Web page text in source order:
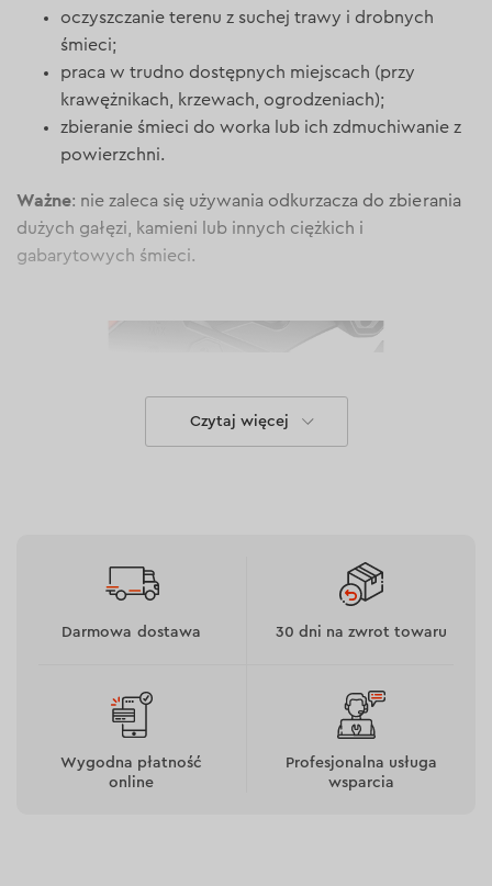
oczyszczanie terenu z suchej trawy i drobnych
śmieci;
praca w trudno dostępnych miejscach (przy
krawężnikach, krzewach, ogrodzeniach);
zbieranie śmieci do worka lub ich zdmuchiwanie z
powierzchni.
Ważne: nie zaleca się używania odkurzacza do zbierania
dużych gałęzi, kamieni lub innych ciężkich i
gabarytowych śmieci.
Silnik bezszczotkowy
Silnik bezszczotkowy zapewnia pracę narzędzia bez
spadku mocy pod obciążeniem i zwiększa jego
żywotność. Dzięki wysokiej efektywności energetycznej
odkurzacz ogrodowy zużywa mniej energii akumulatora,
Czytaj więcej
Darmowa dostawa 30 dni na zwrot towaru
Wygodna płatność
online
Profesjonalna usługa
wsparcia